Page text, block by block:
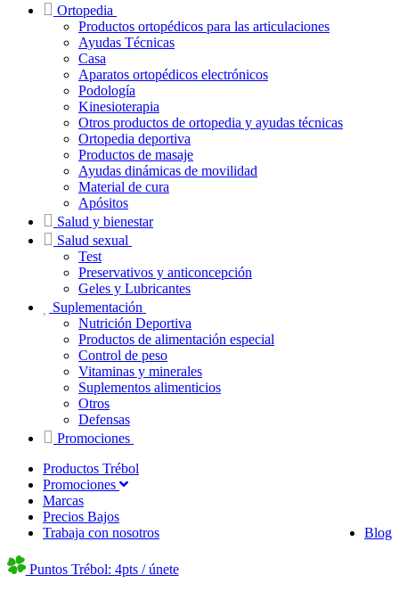
Ortopedia
Productos ortopédicos para las articulaciones
Ayudas Técnicas
Casa
Aparatos ortopédicos electrónicos
Podología
Kinesioterapia
Otros productos de ortopedia y ayudas técnicas
Ortopedia deportiva
Productos de masaje
Ayudas dinámicas de movilidad
Material de cura
Apósitos
Salud y bienestar
Salud sexual
Test
Preservativos y anticoncepción
Geles y Lubricantes
Suplementación
Nutrición Deportiva
Productos de alimentación especial
Control de peso
Vitaminas y minerales
Suplementos alimenticios
Otros
Defensas
Promociones
Productos Trébol
Promociones
Marcas
Precios Bajos
Blog
Trabaja con nosotros
Puntos Trébol: 4pts / únete